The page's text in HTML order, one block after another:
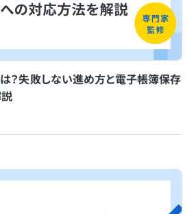
？失敗しない進め方と電子帳簿保存